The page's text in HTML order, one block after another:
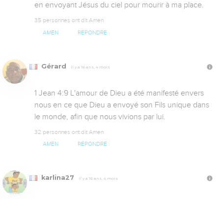
en envoyant Jésus du ciel pour mourir à ma place.
35 personnes ont dit Amen
AMEN RÉPONDRE
Gérard Il y a 16 ans, 4 mois
1 Jean 4:9 L'amour de Dieu a été manifesté envers
nous en ce que Dieu a envoyé son Fils unique dans
le monde, afin que nous vivions par lui.
32 personnes ont dit Amen
AMEN RÉPONDRE
karlina27 Il y a 16 ans, 4 mois